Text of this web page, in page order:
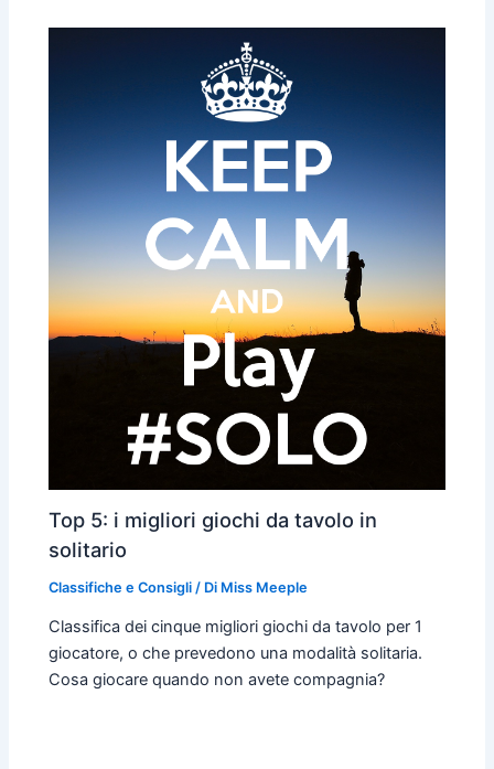
Top 5: i migliori giochi da tavolo in
solitario
Classifiche e Consigli / Di Miss Meeple
Classifica dei cinque migliori giochi da tavolo per 1
giocatore, o che prevedono una modalità solitaria.
Cosa giocare quando non avete compagnia?